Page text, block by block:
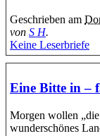
Geschrieben am
von S H.
Keine Leserbriefe
Eine Bitte in –
Morgen wollen
wunderschönes